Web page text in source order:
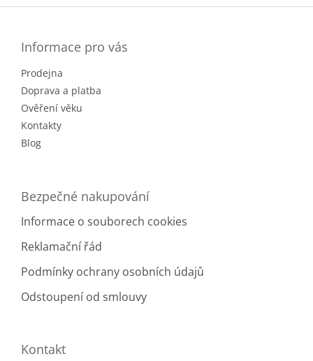
Informace pro vás
Prodejna
Doprava a platba
Ověření věku
Kontakty
Blog
Bezpečné nakupování
Informace o souborech cookies
Reklamační řád
Podmínky ochrany osobních údajů
Odstoupení od smlouvy
Kontakt